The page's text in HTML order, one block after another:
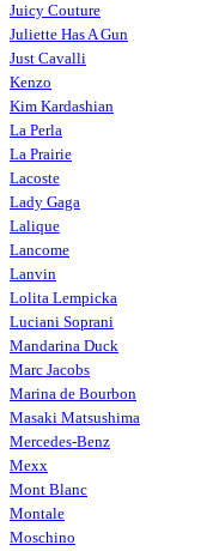
Juicy Couture
Juliette Has A Gun
Just Cavalli
Kenzo
Kim Kardashian
La Perla
La Prairie
Lacoste
Lady Gaga
Lalique
Lancome
Lanvin
Lolita Lempicka
Luciani Soprani
Mandarina Duck
Marc Jacobs
Marina de Bourbon
Masaki Matsushima
Mercedes-Benz
Mexx
Mont Blanc
Montale
Moschino